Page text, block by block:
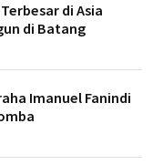
di Asia
di Batang
Imanuel Fanindi